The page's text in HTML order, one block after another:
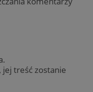
treść zostanie